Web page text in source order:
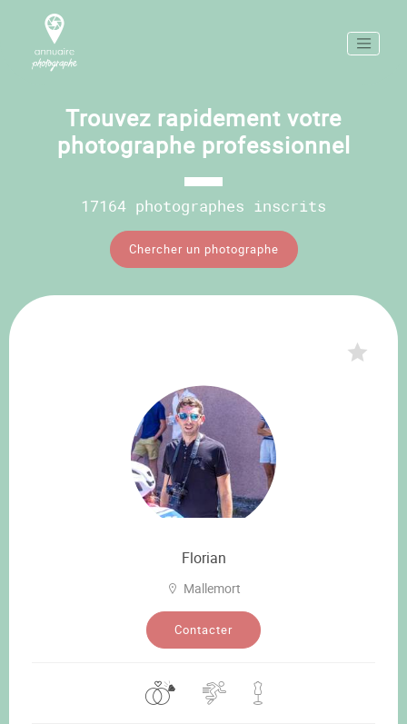
Trouvez rapidement votre
photographe professionnel
17164 photographes inscrits
Chercher un photographe
Florian
Mallemort
Contacter